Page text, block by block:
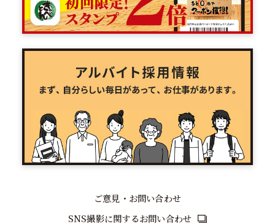
ご意見・お問い合わせ
SNS撮影に関するお問い合わせ